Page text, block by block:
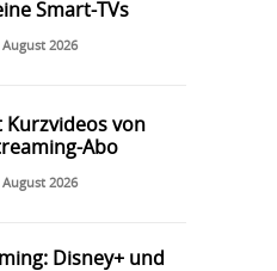
Smart-TVs
August 2026
Kurzvideos von
Abo
August 2026
Disney+ und